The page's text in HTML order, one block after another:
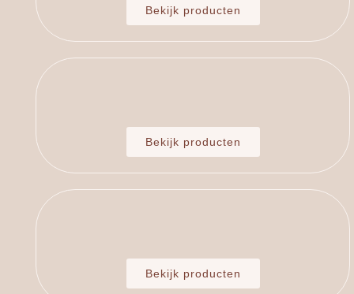
Bekijk producten
Bekijk producten
Bekijk producten